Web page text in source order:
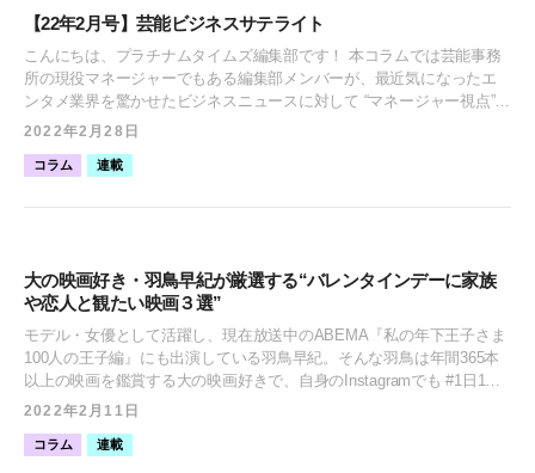
涼楓（いしかわ すずか） 2002年5月10日生まれ、千葉県出身。
ABEMA『今日、好きになりました。』紫陽花編・夏空編・卒業編に出
演し、テレビ番組やMV出演、広告など幅広いジャンルで活躍中。趣味
はピアノ・音楽鑑賞とお菓子作り。 【YouTubeチャンネル「さらちゃ
だし icon="https://platinum-times.com/wp-content/uploads/2022/03/スク
リーンショット-2022-03-04-0.05.19.jpg" align="left" name="石川涼楓"
icon_shape="circle"]私が最近よく観ているYouTubeは "さらちゃんねっ
とても好きなのですが、このさらさんはとにかく物凄くよく食べて、
とっても幸せそうな顔をするんです！見ているだけで私まで幸せにな
食べてすぐに動画にしてくださるので、ダイエットが終わったらこれ
を食べよう！と決めながら観ると、とても楽しいです☺️[/ふきだし] “山
内ともな レコメンド”『思わずニヤける深夜ラジオ』 山内 ともな（や
まうち ともな) 1998年6月20日生まれ、愛知県出身。 ファッション誌
『non-no』 カワイイ選抜としてモデル活動をする他、ECモデルとして
も活躍。趣味は500円玉集め、お笑い鑑賞、ラジオ。 【ラジオ「フワち
【22年2月号】芸能ビジネスサテライト
こんにちは、プラチナムタイムズ編集部です！ 本コラムでは芸能事務
所の現役マネージャーでもある編集部メンバーが、最近気になったエ
ンタメ業界を驚かせたビジネスニュースに対して “マネージャー視点”
で取り上げる対談企画です。 古川 大貴（ふるかわ だいき）オウンドメ
ントのSNS領域を活用したPR施策の企画立案・キャスティング、また
（しんぼ こうたろう）オウンドメディア「プラチナムタイムズ」編集
月間再生数2億回超え！ユーザー層やランキング集計方法など“中の
人”にいろいろ聞いてみました ＜参考記事＞WEBザテレビジョン：
「TVer」月間再生数2億回超え！ユーザー層やランキング集計方法な
ど“中の人”にいろいろ聞いてみました
https://thetv.jp/news/detail/1068840/ [ふきだし icon="https://platinum-
e1638251868448.jpeg" align="left" name="古川Mg"
col_border="#88C1F2" col="#fff" type="speaking" border="on"
2022年2月28日
コラム 連載
大の映画好き・羽鳥早紀が厳選する“バレンタインデーに家族
や恋人と観たい映画３選”
モデル・女優として活躍し、現在放送中のABEMA『私の年下王子さま
100人の王子編』にも出演している羽鳥早紀。そんな羽鳥は年間365本
以上の映画を鑑賞する大の映画好きで、自身のInstagramでも #1日1映
画 のハッシュタグで積極的に映画のレビューを発信しています。 今回
して、この時期にぴったりの映画を紹介していただきます！※以下、
2022年2月11日
コラム 連載